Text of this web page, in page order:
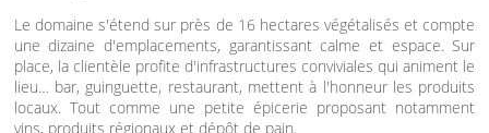
Le domaine s'étend sur près de 16 hectares végétalisés et compte
une dizaine d'emplacements, garantissant calme et espace. Sur
place, la clientèle profite d'infrastructures conviviales qui animent le
lieu… bar, guinguette, restaurant, mettent à l'honneur les produits
locaux. Tout comme une petite épicerie proposant notamment
vins, produits régionaux et dépôt de pain.